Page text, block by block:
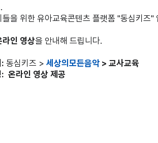
들을 위한 유아교육콘텐츠 플랫폼 "동심키즈"
라인 영상을 안내해 드립니다.
동심키즈 > 세상의모든음악 > 교사교육
온라인 영상 제공